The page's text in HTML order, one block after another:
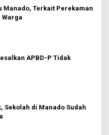
Manado, Terkait Perekaman
Warga
APBD-P Tidak
Sekolah di Manado Sudah